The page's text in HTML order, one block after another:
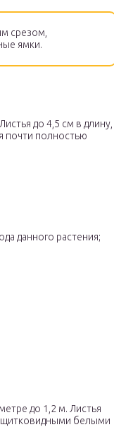
срезом,
ямки.
до 4,5 см в длину,
почти полностью
данного растения;
до 1,2 м. Листья
щитковидными белыми